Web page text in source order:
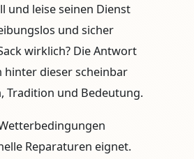
und leise seinen Dienst
und sicher
wirklich? Die Antwort
hinter dieser scheinbar
Tradition und Bedeutung.
Reparaturen eignet.